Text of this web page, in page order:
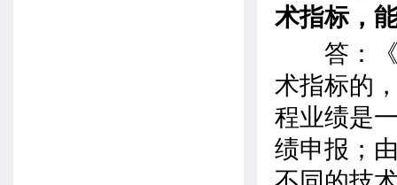
术指标，
答：《
术指标的
程业绩是
绩申报；